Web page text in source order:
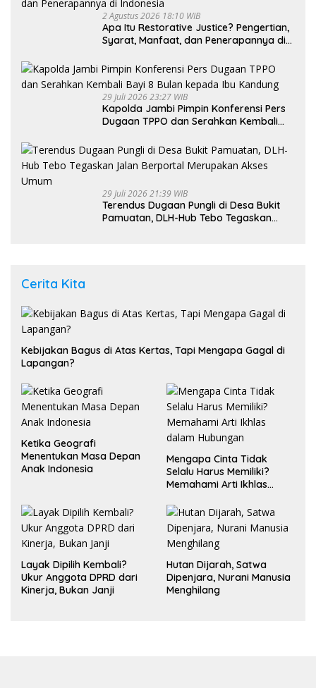
2 Agustus 2026 18:10 WIB
Apa Itu Restorative Justice? Pengertian,
Syarat, Manfaat, dan Penerapannya di
29 Juli 2026 23:27 WIB
Kapolda Jambi Pimpin Konferensi Pers
Dugaan TPPO dan Serahkan Kembali
29 Juli 2026 21:39 WIB
Terendus Dugaan Pungli di Desa Bukit
Pamuatan, DLH-Hub Tebo Tegaskan
Cerita Kita
Kebijakan Bagus di Atas Kertas, Tapi Mengapa Gagal di
Lapangan?
Ketika Geografi
Menentukan Masa Depan
Anak Indonesia
Mengapa Cinta Tidak
Selalu Harus Memiliki?
Memahami Arti Ikhlas
Layak Dipilih Kembali?
Ukur Anggota DPRD dari
Kinerja, Bukan Janji
Hutan Dijarah, Satwa
Dipenjara, Nurani Manusia
Menghilang